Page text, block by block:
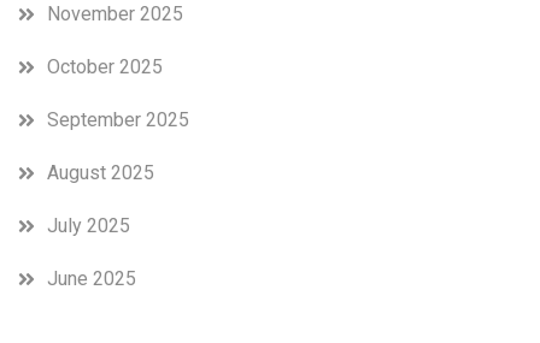
November 2025
October 2025
September 2025
August 2025
July 2025
June 2025